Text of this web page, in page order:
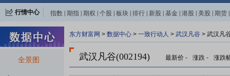
行情中心 指数 期指 期权 个股 板块 排行 新股 基金 港股 美股 期货
全景图
东方财富网 > 数据中心 > 一致行动人 > 武汉凡谷 > 武汉凡
武汉凡谷(002194) 最新价 - 涨跌 - 涨跌